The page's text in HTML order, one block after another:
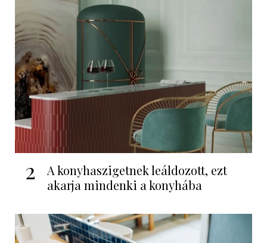
2
A konyhaszigetnek leáldozott, ezt
akarja mindenki a konyhába